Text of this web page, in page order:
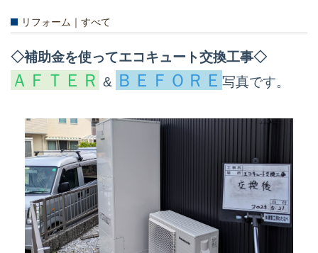
リフォーム｜すべて
◇補助金を使ってエコキュート交換工事◇
ＡＦＴＥＲ & ＢＥＦＯＲＥ 写真です。